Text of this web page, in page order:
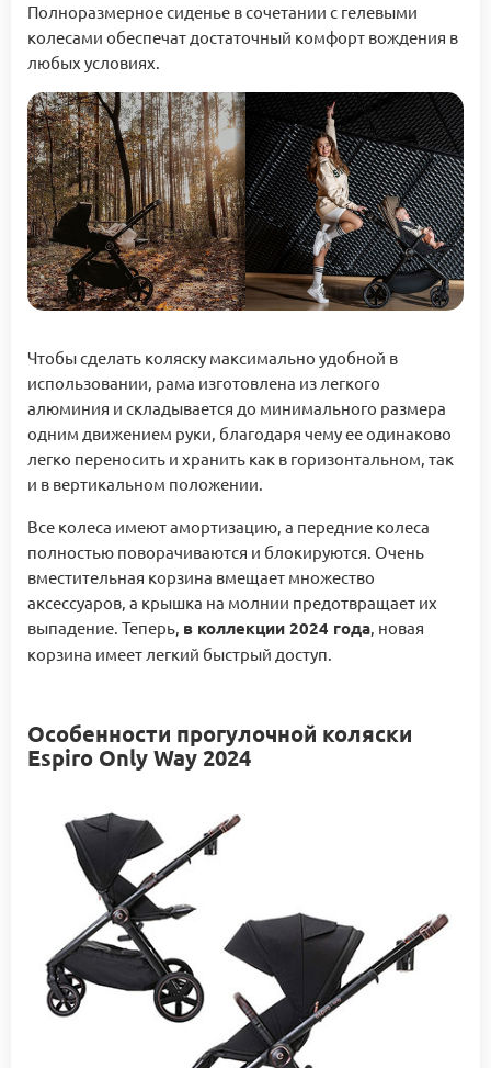
Полноразмерное сиденье в сочетании с гелевыми
колесами обеспечат достаточный комфорт вождения в
любых условиях.
Чтобы сделать коляску максимально удобной в
использовании, рама изготовлена ​​из легкого
алюминия и складывается до минимального размера
одним движением руки, благодаря чему ее одинаково
легко переносить и хранить как в горизонтальном, так
и в вертикальном положении.
Все колеса имеют амортизацию, а передние колеса
полностью поворачиваются и блокируются. Очень
вместительная корзина вмещает множество
аксессуаров, а крышка на молнии предотвращает их
выпадение. Теперь, в коллекции 2024 года, новая
корзина имеет легкий быстрый доступ.
Особенности прогулочной коляски
Espiro Only Way 2024